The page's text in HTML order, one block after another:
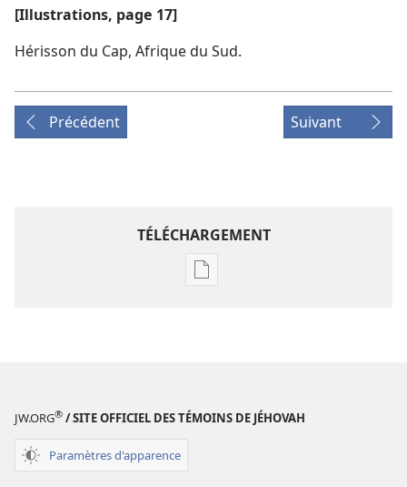
[Illustrations, page 17]
Hérisson du Cap, Afrique du Sud.
Précédent Suivant
TÉLÉCHARGEMENT
Options
REVUES
JW.ORG® / SITE OFFICIEL DES TÉMOINS DE JÉHOVAH
Paramètres d'apparence